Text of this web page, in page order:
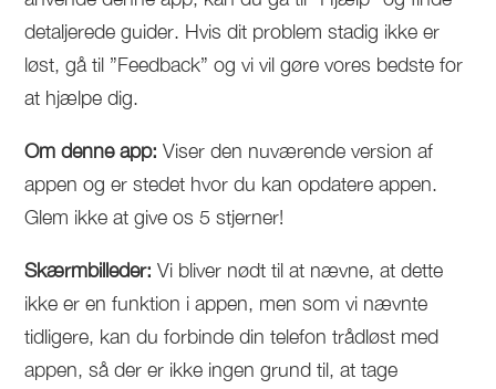
detaljerede guider. Hvis dit problem stadig ikke er
løst, gå til ”Feedback” og vi vil gøre vores bedste for
at hjælpe dig.
Om denne app: Viser den nuværende version af
appen og er stedet hvor du kan opdatere appen.
Glem ikke at give os 5 stjerner!
Skærmbilleder: Vi bliver nødt til at nævne, at dette
ikke er en funktion i appen, men som vi nævnte
tidligere, kan du forbinde din telefon trådløst med
appen, så der er ikke ingen grund til, at tage